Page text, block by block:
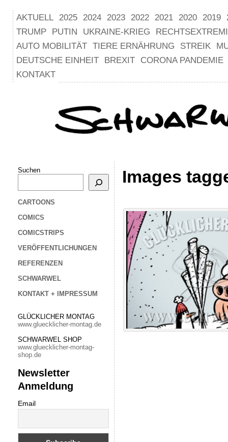
AKTUELL 2025 2024 2023 2022 2021 2020 2019
TRUMP
PUTIN UKRAINE-KRIEG
AUTO MOBILITÄT TIERE ERNÄHRUNG STREIK
DEUTSCHE EINHEIT
BREXIT
CORONA PANDEMIE
KONTAKT
Suchen
CARTOONS
COMICS
COMICSTRIPS
VERÖFFENTLICHUNGEN
REFERENZEN
SCHWARWEL
KONTAKT + IMPRESSUM
GLÜCKLICHER MONTAG
www.gluecklicher-montag.de
SCHWARWEL SHOP
www.gluecklicher-montag-
shop.de
Newsletter
Anmeldung
Email
Images